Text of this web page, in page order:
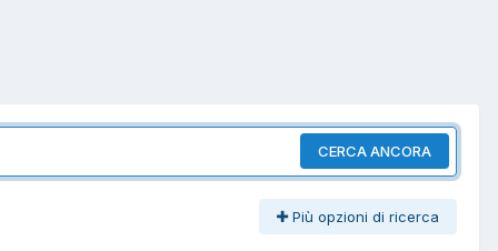
CERCA ANCORA
Più opzioni di ricerca